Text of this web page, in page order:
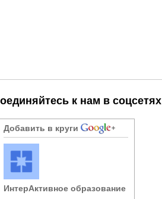
к нам в соцсетях
Добавить в круги
ИнтерАктивное образование